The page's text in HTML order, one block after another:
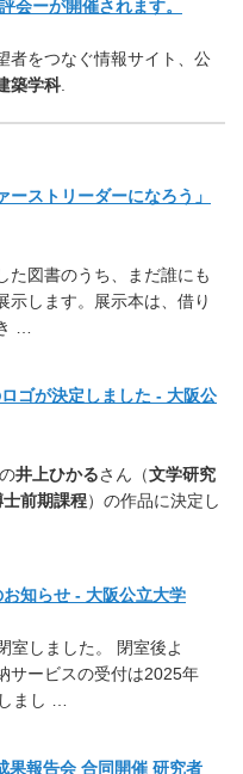
会ーが開催されます。
者をつなぐ情報サイト、公
築学科
ーストリーダーになろう」
た図書のうち、まだ誰にも
示します。展示本は、借り
…
ゴが決定しました - 大阪公
井上ひかるさん（文学研究
前期課程）の作品に決定し
知らせ - 大阪公立大学
室しました。 閉室後よ
サービスの受付は2025年
まし …
果報告会 合同開催 研究者